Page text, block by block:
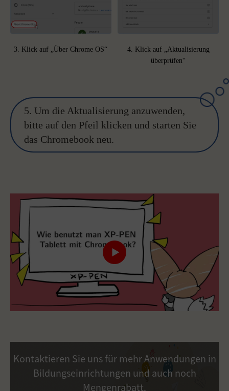
3. Klick auf „Über Chrome OS“
4. Klick auf „Aktualisierung
überprüfen“
5. Um die Aktualisierung anzuwenden,
bitte auf den Pfeil klicken und starten Sie
das Chromebook neu.
Kontaktieren Sie uns für mehr Anwendungen in
Bildungseinrichtungen und auch noch
Mengenrabatt.